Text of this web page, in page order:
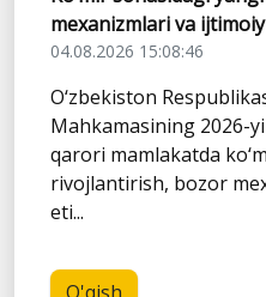
mexanizmlari va
04.08.2026 15:08:46
O‘zbekiston
Mahkamasining 2026-
qarori mamlakatda
rivojlantirish, bozor
eti...